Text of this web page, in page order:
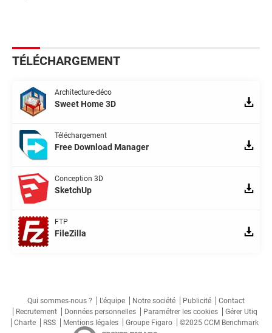
TÉLÉCHARGEMENT
Architecture-déco
Sweet Home 3D
Téléchargement
Free Download Manager
Conception 3D
SketchUp
FTP
FileZilla
Qui sommes-nous ? L'équipe Notre société Publicité
Contact
Recrutement
Données personnelles Paramétrer les cookies
Gérer Utiq
Charte
RSS Mentions légales Groupe Figaro ©2025 CCM Benchmark